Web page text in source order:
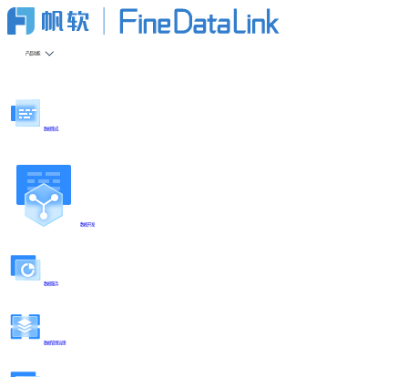
产品功能
数据集成
数据开发
数据服务
数据管理治理